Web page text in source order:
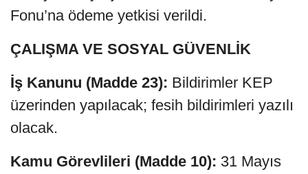
Fonu’na ödeme yetkisi verildi.
ÇALIŞMA VE SOSYAL GÜVENLİK
İş Kanunu (Madde 23): Bildirimler KEP
üzerinden yapılacak; fesih bildirimleri yazılı
olacak.
Kamu Görevlileri (Madde 10): 31 Mayıs